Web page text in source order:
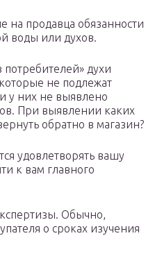
на продавца обязанности
воды или духов.
духи
не подлежат
у них не выявлено
При выявлении каких
обратно в магазин?
удовлетворять вашу
к вам главного
Обычно,
о сроках изучения